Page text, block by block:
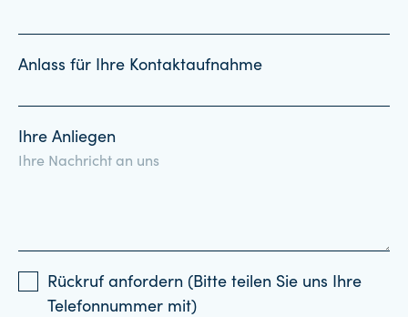
Anlass für Ihre Kontaktaufnahme
Ihre Anliegen
Rückruf anfordern (Bitte teilen Sie uns Ihre
Telefonnummer mit)